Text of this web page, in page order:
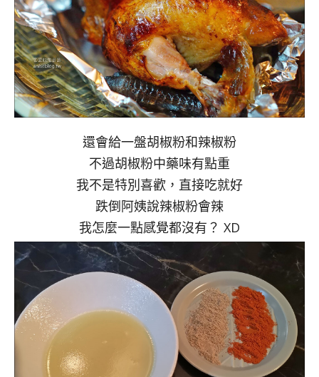
還會給一盤胡椒粉和辣椒粉
不過胡椒粉中藥味有點重
我不是特別喜歡，直接吃就好
跌倒阿姨說辣椒粉會辣
我怎麼一點感覺都沒有？ XD